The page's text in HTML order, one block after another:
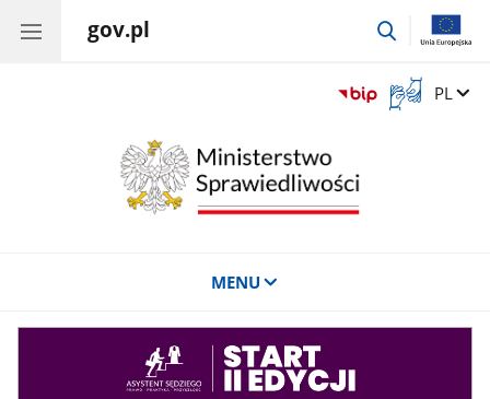
gov.pl
przejdź
Otwórz
okno
Zmień
PL
MENU